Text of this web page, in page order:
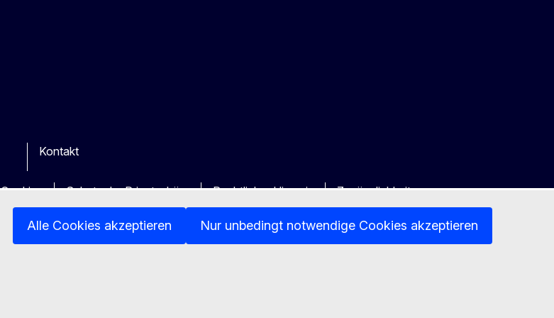
Alle Cookies akzeptieren Nur unbedingt notwendige Cookies akzeptieren
Kontakt
Cookies Schutz der Privatsphäre Rechtlicher Hinweis Zugänglichkeit